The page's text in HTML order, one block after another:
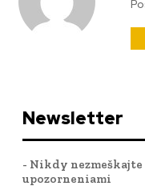
Newsletter
- Nikdy nezmeškajte
upozorneniami